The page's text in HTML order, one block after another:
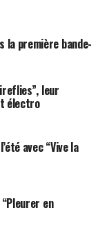
introspectif ou
ce fut le cas
nous
l’autre. Avec
la première bande-
leur
électro
avec “Vive la
en